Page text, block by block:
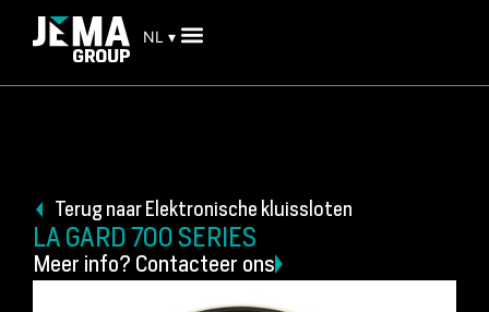
NL ▾
Terug naar Elektronische kluissloten
LA GARD 700 SERIES
Meer info? Contacteer ons